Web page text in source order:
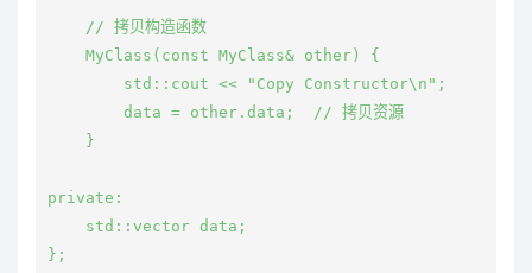
    // 拷贝构造函数
    MyClass(const MyClass& other) {
        std::cout << "Copy Constructor\n";
        data = other.data;  // 拷贝资源
    }
private:
    std::vector
data;
};